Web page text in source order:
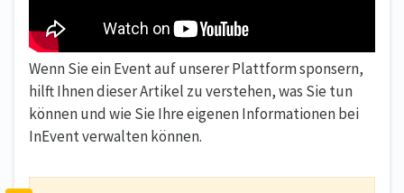
Wenn Sie ein Event auf unserer Plattform sponsern,
hilft Ihnen dieser Artikel zu verstehen, was Sie tun
können und wie Sie Ihre eigenen Informationen bei
InEvent verwalten können.